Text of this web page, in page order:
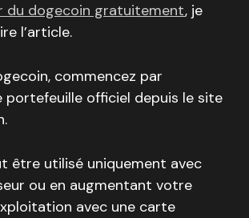
du dogecoin gratuitement, je
l’article.
commencez par
portefeuille officiel depuis le site
être utilisé uniquement avec
ou en augmentant votre
avec une carte